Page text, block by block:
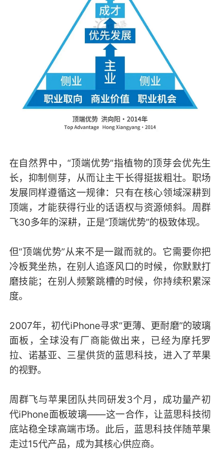
在自然界中，“顶端优势”指植物的顶芽会优先生
长，抑制侧芽，从而让主干长得挺拔粗壮。职场
发展同样遵循这一规律：只有在核心领域深耕到
顶端，才能获得行业的话语权与资源倾斜。周群
飞30多年的深耕，正是“顶端优势”的极致体现。
但“顶端优势”从来不是一蹴而就的。它需要你把
冷板凳坐热，在别人追逐风口的时候，你默默打
磨技能；在别人频繁跳槽的时候，你持续积累深
度。
2007年，初代iPhone寻求“更薄、更耐磨”的玻璃
面板，全球没有厂商能做出来，已经为摩托罗
拉、诺基亚、三星供货的蓝思科技，进入了苹果
的视野。
周群飞与苹果团队共同研发3个月，成功量产初
代iPhone面板玻璃——这一合作，让蓝思科技彻
底站稳全球高端市场。此后，蓝思科技伴随苹果
走过15代产品，成为其核心供应商。